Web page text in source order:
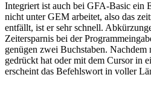
Integriert ist auch bei GFA-Basic ein
nicht unter GEM arbeitet, also das
entfällt, ist er sehr schnell.
Zeitersparnis bei der
genügen zwei Buchstaben. Nachdem
gedrückt hat oder mit dem Cursor in
erscheint das Befehlswort in voller